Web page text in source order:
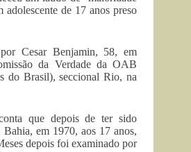
adolescente de 17 anos preso
Cesar Benjamin, 58, em
da Verdade da OAB
do Brasil), seccional Rio, na
que depois de ter sido
em 1970, aos 17 anos,
depois foi examinado por